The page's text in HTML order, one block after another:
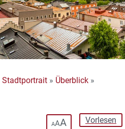
Stadtportrait » Überblick »
Vorlesen
AAA